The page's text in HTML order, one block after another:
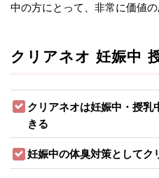
中の方にとって、非常に価値
クリアネオ 妊娠中
クリアネオは妊娠中・授乳
きる
妊娠中の体臭対策としてク